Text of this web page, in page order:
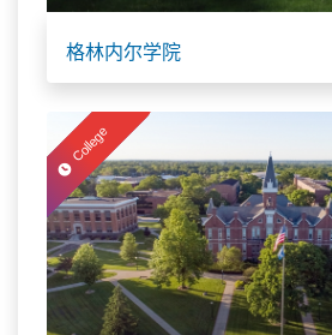
格林内尔学院
College